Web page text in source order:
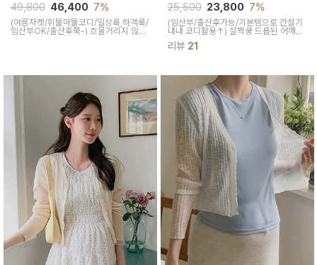
49,800 46,400 7%
(여름자켓/휘뚤마뚤코디/일상룩,하객룩/
임산부OK/출산후쭉-) 흐물거리지 않는
25,500 23,800 7%
(임산부/출산후가능/기본템으로 간절기
내내 코디활용↑) 살짝쿵 드롭된 어깨라
인과 넉넉한 품으로 여리여리한 무드가
느껴지는 가디건이에요 브이넥이라 얼굴
리뷰 21